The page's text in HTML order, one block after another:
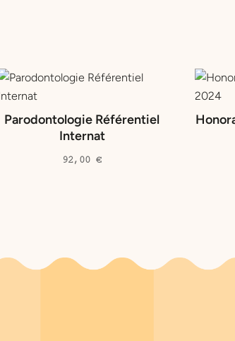
Parodontologie Référentiel
Internat
92,00€